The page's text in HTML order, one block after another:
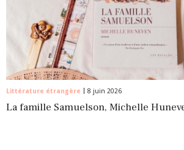
Littérature étrangère 8 juin 2026
La famille Samuelson, Michelle